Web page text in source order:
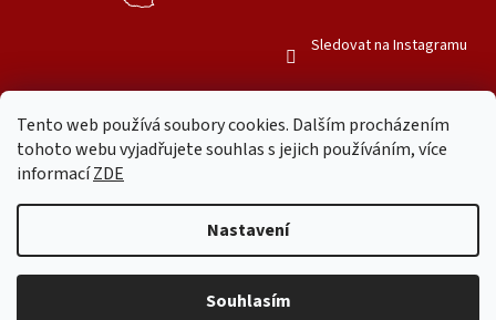
Tento web používá soubory cookies. Dalším procházením
tohoto webu vyjadřujete souhlas s jejich používáním, více
informacíZDE
Nastavení
Souhlasím
Sledovat na Instagramu
Copyright 2026Mr. Candy Bull. Všechna práva vyhrazena.Upravit
nastavení cookies